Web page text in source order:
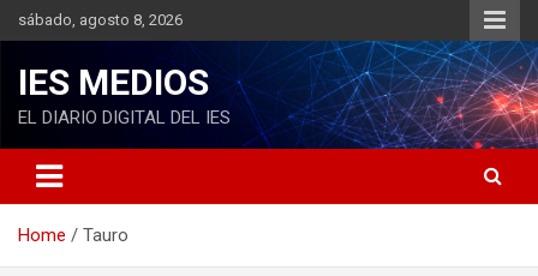
k
e
sábado, agosto 8, 2026
IES MEDIOS
EL DIARIO DIGITAL DEL IES
Home Tauro